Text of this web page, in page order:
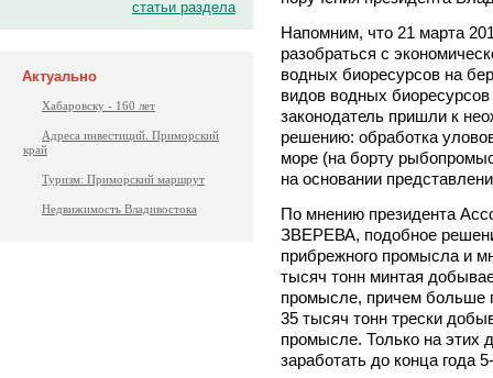
статьи раздела
Актуально
Хабаровску - 160 лет
Адреса инвестиций. Приморский
край
Туризм: Приморский маршрут
Недвижимость Владивостока
Напомним, что 21 марта
разобраться с
водных биоресурсов на
видов водных
законодатель пришли к
решению: обработка
море (на борту
на основании
По мнению президента
ЗВЕРЕВА, подобное
прибрежного промысла и
тысяч тонн минтая
промысле, причем больше
35 тысяч тонн трески
промысле. Только на этих
заработать до конца года